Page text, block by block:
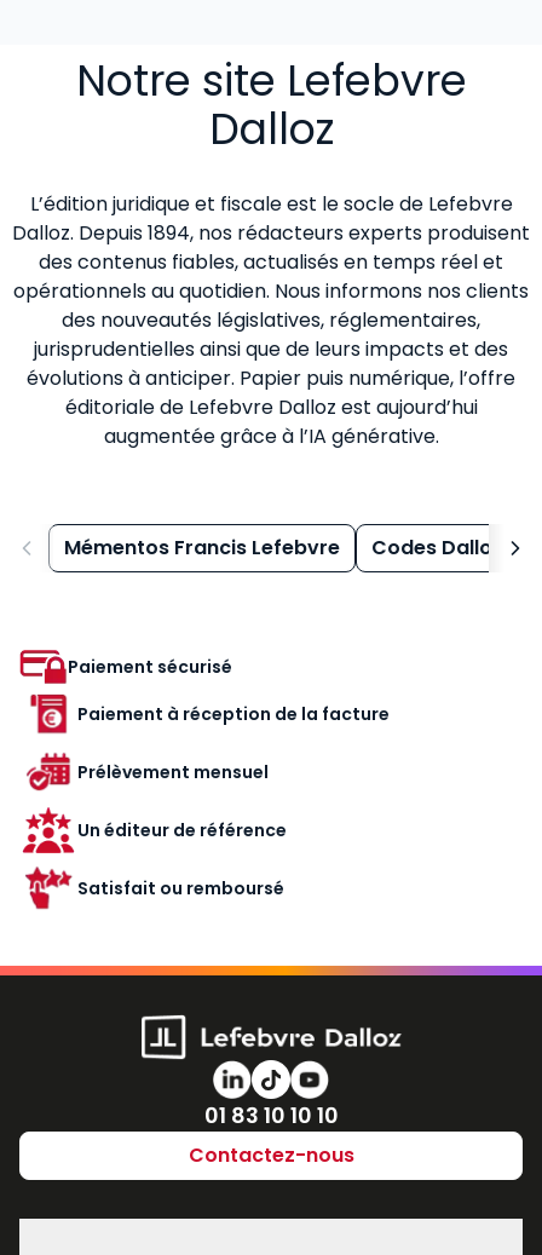
Notre site Lefebvre
Dalloz
L’édition juridique et fiscale est le socle de Lefebvre
Dalloz. Depuis 1894, nos rédacteurs experts produisent
des contenus fiables, actualisés en temps réel et
opérationnels au quotidien. Nous informons nos clients
des nouveautés législatives, réglementaires,
jurisprudentielles ainsi que de leurs impacts et des
évolutions à anticiper. Papier puis numérique, l’offre
éditoriale de Lefebvre Dalloz est aujourd’hui
augmentée grâce à l’IA générative.
Mémentos Francis Lefebvre Codes Dalloz
Paiement sécurisé
Paiement à réception de la facture
Prélèvement mensuel
Un éditeur de référence
Satisfait ou remboursé
Numéro de téléphone
01 83 10 10 10
Contactez-nous